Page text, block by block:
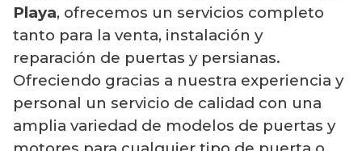
Playa, ofrecemos un servicios completo
tanto para la venta, instalación y
reparación de puertas y persianas.
Ofreciendo gracias a nuestra experiencia y
personal un servicio de calidad con una
amplia variedad de modelos de puertas y